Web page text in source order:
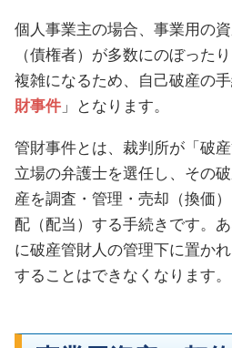
個人事業主の場合、事業用の
（債権者）が多数にのぼった
複雑になるため、自己破産の
財事件」となります。
管財事件とは、裁判所が「破
立場の弁護士を選任し、その
産を調査・管理・売却（換価
配（配当）する手続きです。
に破産管財人の管理下に置か
することはできなくなります。